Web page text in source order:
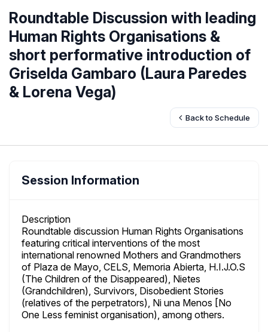
Roundtable Discussion with leading
Human Rights Organisations &
short performative introduction of
Griselda Gambaro (Laura Paredes
& Lorena Vega)
Back to Schedule
Session Information
Description
Roundtable discussion Human Rights Organisations
featuring critical interventions of the most
international renowned Mothers and Grandmothers
of Plaza de Mayo, CELS, Memoria Abierta, H.I.J.O.S
(The Children of the Disappeared), Nietes
(Grandchildren), Survivors, Disobedient Stories
(relatives of the perpetrators), Ni una Menos [No
One Less feminist organisation), among others.